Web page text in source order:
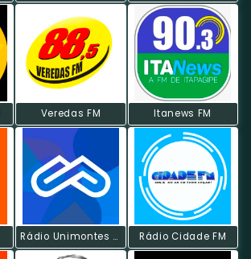
Veredas FM Itanews FM
Rádio Unimontes FM Rádio Cidade FM